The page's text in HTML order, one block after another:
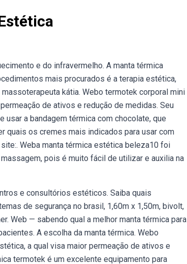
e do infravermelho. A manta térmica
mais procurados é a terapia estética,
kátia. Webo termotek corporal mini
de ativos e redução de medidas. Seu
a bandagem térmica com chocolate, que
quais os cremes mais indicados para usar com
Weba manta térmica estética beleza10 foi
pois é muito fácil de utilizar e auxilia na
e consultórios estéticos. Saiba quais
de segurança no brasil, 1,60m x 1,50m, bivolt,
Web — sabendo qual a melhor manta térmica para
A escolha da manta térmica. Webo
a qual visa maior permeação de ativos e
termotek é um excelente equipamento para